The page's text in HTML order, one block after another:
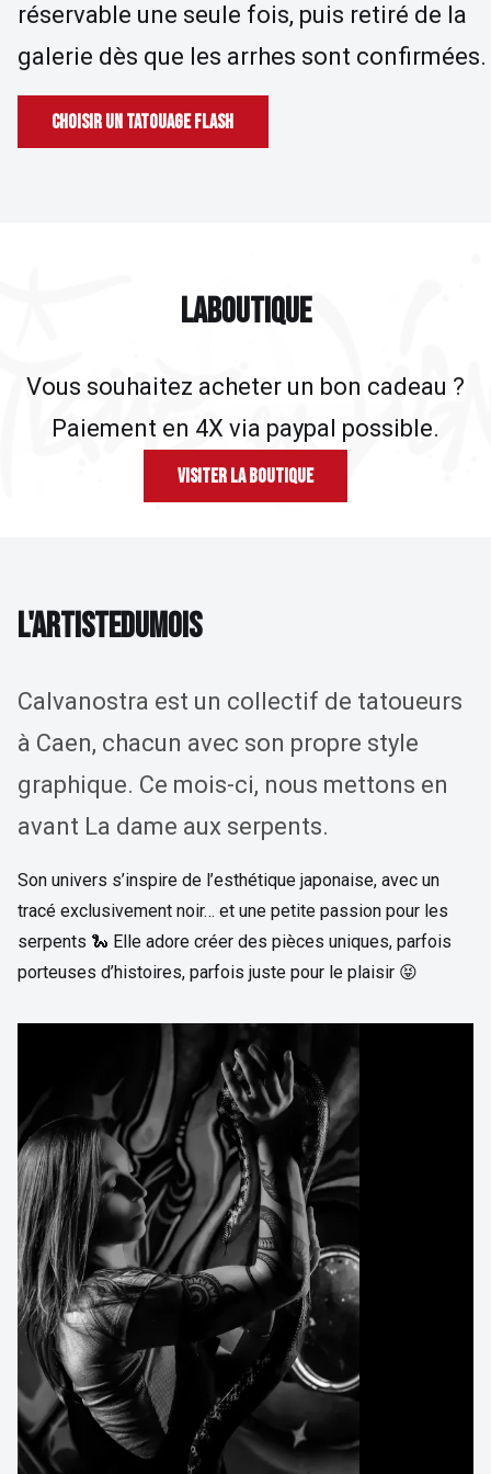
réservable une seule fois, puis retiré de la
galerie dès que les arrhes sont confirmées.
Choisir un tatouage flash
LA BOUTIQUE
LABOUTIQUE
Vous souhaitez acheter un bon cadeau ?
Paiement en 4X via paypal possible.
Visiter la Boutique
L'ARTISTE DU MOIS
L'ARTISTEDUMOIS
Calvanostra est un collectif de tatoueurs
à Caen, chacun avec son propre style
graphique. Ce mois-ci, nous mettons en
avant La dame aux serpents.
Son univers s’inspire de l’esthétique japonaise, avec un
tracé exclusivement noir… et une petite passion pour les
serpents 🐍 Elle adore créer des pièces uniques, parfois
porteuses d’histoires, parfois juste pour le plaisir 😝